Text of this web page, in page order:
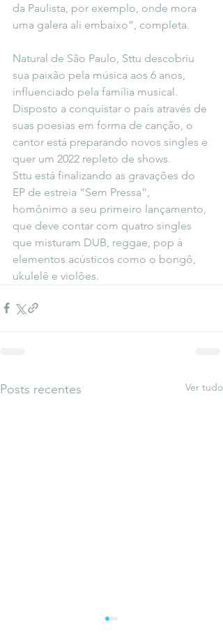
da Paulista, por exemplo, onde mora
uma galera ali embaixo”, completa.
Natural de São Paulo, Sttu descobriu
sua paixão pela música aos 6 anos,
influenciado pela família musical.
Disposto a conquistar o país através de
suas poesias em forma de canção, o
cantor está preparando novos singles e
quer um 2022 repleto de shows.
Sttu está finalizando as gravações do
EP de estreia “Sem Pressa”,
homônimo a seu primeiro lançamento,
que deve contar com quatro singles
que misturam DUB, reggae, pop à
elementos acústicos como o bongô,
ukulelê e violões.
Posts recentes Ver tudo